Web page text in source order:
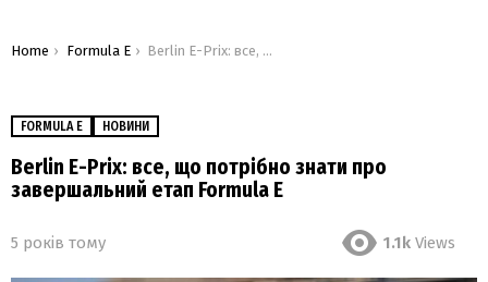
You are here:
Home Formula E Berlin E-Prix: все, що потрібно знати про завершальний етап Formula E
FORMULA E НОВИНИ
Berlin E-Prix: все, що потрібно знати про
завершальний етап Formula E
5 років тому 1.1k Views